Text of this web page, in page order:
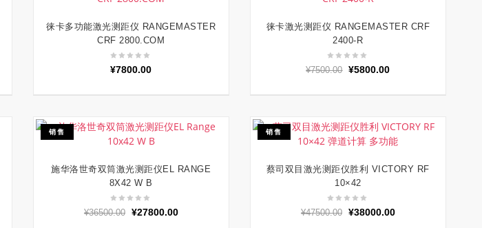
加入购物车
徕卡多功能激光测距仪 RANGEMASTER
CRF 2800.COM
¥7800.00
加入购物车
徕卡激光测距仪 RANGEMASTER CRF
2400-R
¥7500.00 原
为：
¥5800.00当
价
为：
¥5800.00。
销售
加入购物车
施华洛世奇双筒激光测距仪EL RANGE
8X42 W B
¥36500.00
原
¥27800.00当
销售
加入购物车
蔡司双目激光测距仪胜利 VICTORY RF
10×42
¥47500.00
原
¥38000.00当